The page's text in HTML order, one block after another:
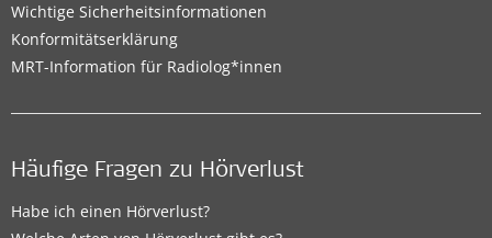
Wichtige Sicherheitsinformationen
Konformitätserklärung
MRT-Information für Radiolog*innen
Häufige Fragen zu Hörverlust
Habe ich einen Hörverlust?